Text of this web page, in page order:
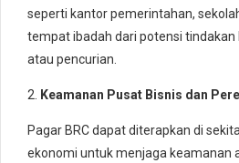
seperti kantor pemerintahan,
tempat ibadah dari potensi tindakan
atau pencurian.
2. Keamanan Pusat Bisnis dan
Pagar BRC dapat diterapkan di
ekonomi untuk menjaga keamanan